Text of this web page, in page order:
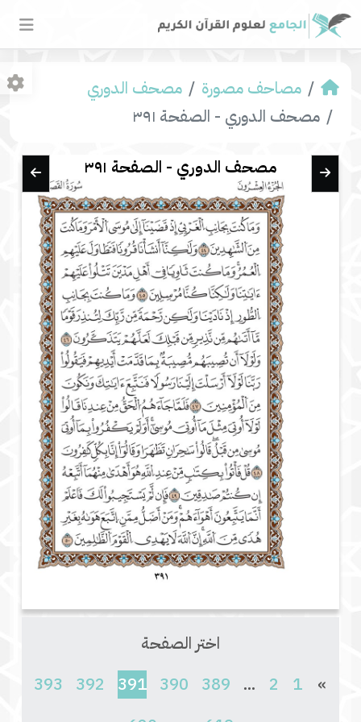
مصاحف مصورة
مصحف الدوري
مصحف الدوري - الصفحة ٣٩١
مصحف الدوري - الصفحة ٣٩١
اختر الصفحة
»
1
2
...
389
390
391
392
393